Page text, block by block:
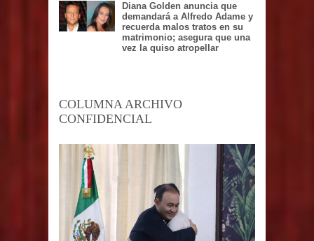
Diana Golden anuncia que
demandará a Alfredo Adame y
recuerda malos tratos en su
matrimonio; asegura que una
vez la quiso atropellar
COLUMNA ARCHIVO
CONFIDENCIAL